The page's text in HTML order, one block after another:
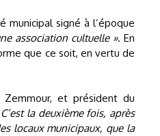
municipal signé à l’époque
association cultuelle ». En
que ce soit, en vertu de
Zemmour, et président du
C’est la deuxième fois, après
locaux municipaux, que la